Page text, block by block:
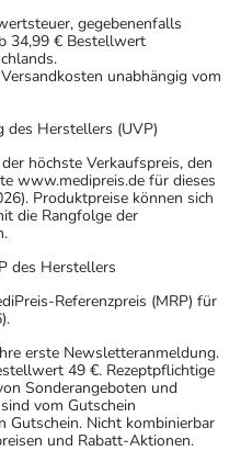
gegebenenfalls
34,99 € Bestellwert
unabhängig vom
des Herstellers (UVP)
der höchste Verkaufspreis, den
www.medipreis.de für dieses
Produktpreise können sich
die Rangfolge der
des Herstellers
Referenzpreis (MRP) für
erste Newsletteranmeldung.
49 €. Rezeptpflichtige
Sonderangeboten und
vom Gutschein
Gutschein. Nicht kombinierbar
und Rabatt-Aktionen.